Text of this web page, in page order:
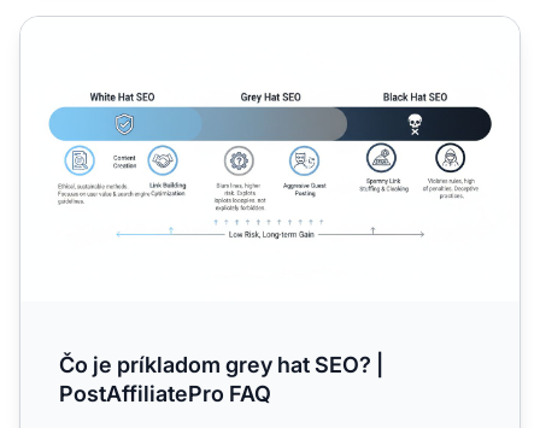
Čo je príkladom grey hat SEO? | PostAffiliatePro FAQ
Čo je príkladom grey hat SEO? |
PostAffiliatePro FAQ